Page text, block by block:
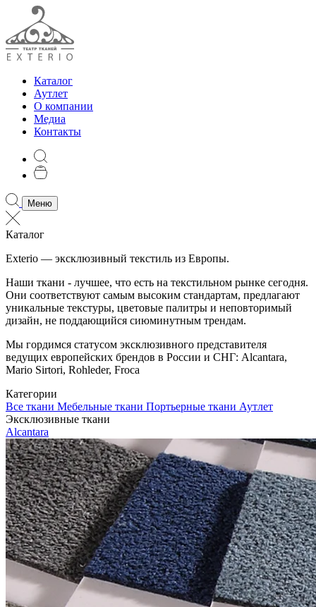
Каталог
Аутлет
О компании
Медиа
Контакты
Меню
Каталог
Exterio — эксклюзивный текстиль из Европы.
Наши ткани - лучшее, что есть на текстильном рынке сегодня.
Они соответствуют самым высоким стандартам, предлагают
уникальные текстуры, цветовые палитры и неповторимый
дизайн, не поддающийся сиюминутным трендам.
Мы гордимся статусом эксклюзивного представителя
ведущих европейских брендов в России и СНГ: Alcantara,
Mario Sirtori, Rohleder, Froca
Категории
Все ткани Мебельные ткани Портьерные ткани Аутлет
Эксклюзивные ткани
Alcantara